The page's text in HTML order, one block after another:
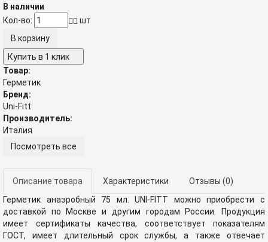
В наличии
Кол-во:
шт
Купить в 1 клик
Товар:
Герметик
Бренд:
Uni-Fitt
Производитель:
Италия
Посмотреть все
Описание товара Характеристики Отзывы (0)
Герметик анаэробный 75 мл. UNI-FITT можно приобрести с
доставкой по Москве и другим городам России. Продукция
имеет сертификаты качества, соответствует показателям
ГОСТ, имеет длительный срок службы, а также отвечает